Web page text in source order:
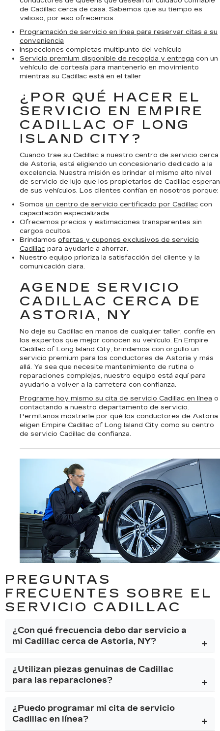
de Cadillac cerca de casa. Sabemos que su tiempo es
valioso, por eso ofrecemos:
Programación de servicio en línea para reservar citas a su
conveniencia
Inspecciones completas multipunto del vehículo
Servicio premium disponible de recogida y entrega con un
vehículo de cortesía para mantenerlo en movimiento
mientras su Cadillac está en el taller
¿POR QUÉ HACER EL
SERVICIO EN EMPIRE
CADILLAC OF LONG
ISLAND CITY?
Cuando trae su Cadillac a nuestro centro de servicio cerca
de Astoria, está eligiendo un concesionario dedicado a la
excelencia. Nuestra misión es brindar el mismo alto nivel
de servicio de lujo que los propietarios de Cadillac esperan
de sus vehículos. Los clientes confían en nosotros porque:
Somos un centro de servicio certificado por Cadillac con
capacitación especializada.
Ofrecemos precios y estimaciones transparentes sin
cargos ocultos.
Brindamos ofertas y cupones exclusivos de servicio
Cadillac para ayudarle a ahorrar.
Nuestro equipo prioriza la satisfacción del cliente y la
comunicación clara.
AGENDE SERVICIO
CADILLAC CERCA DE
ASTORIA, NY
No deje su Cadillac en manos de cualquier taller, confíe en
los expertos que mejor conocen su vehículo. En Empire
Cadillac of Long Island City, brindamos con orgullo un
servicio premium para los conductores de Astoria y más
allá. Ya sea que necesite mantenimiento de rutina o
reparaciones complejas, nuestro equipo está aquí para
ayudarlo a volver a la carretera con confianza.
Programe hoy mismo su cita de servicio Cadillac en línea o
contactando a nuestro departamento de servicio.
Permítanos mostrarle por qué los conductores de Astoria
eligen Empire Cadillac of Long Island City como su centro
de servicio Cadillac de confianza.
PREGUNTAS
FRECUENTES SOBRE EL
SERVICIO CADILLAC
¿Con qué frecuencia debo dar servicio a
mi Cadillac cerca de Astoria, NY?
¿Utilizan piezas genuinas de Cadillac
para las reparaciones?
¿Puedo programar mi cita de servicio
Cadillac en línea?